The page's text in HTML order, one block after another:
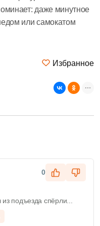
даже минутное
или самокатом
Избранное
0
подъезда спёрли...